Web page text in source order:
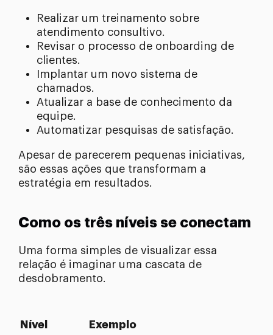
Realizar um treinamento sobre
atendimento consultivo.
Revisar o processo de onboarding de
clientes.
Implantar um novo sistema de
chamados.
Atualizar a base de conhecimento da
equipe.
Automatizar pesquisas de satisfação.
Apesar de parecerem pequenas iniciativas,
são essas ações que transformam a
estratégia em resultados.
Como os três níveis se conectam
Uma forma simples de visualizar essa
relação é imaginar uma cascata de
desdobramento.
Nível
Exemplo